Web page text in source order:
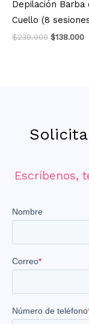
Depilación Barba
Cuello (8
$230.000
$230.000.
$138.000
Escríbenos,